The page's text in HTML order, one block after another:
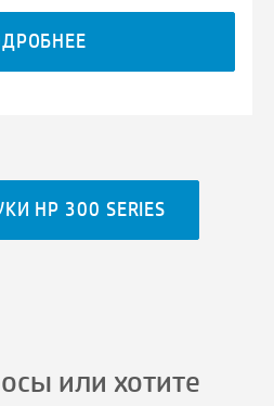
HP 300 SERIES
или хотите